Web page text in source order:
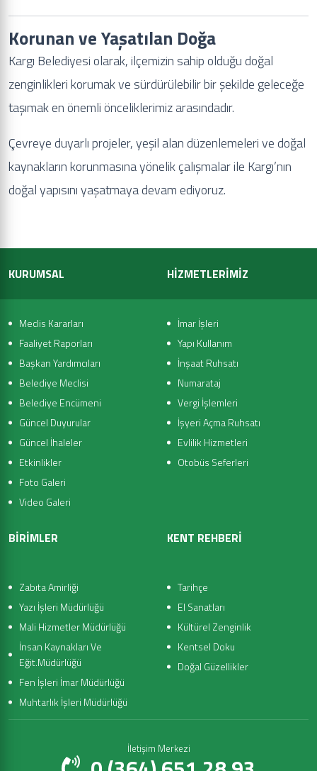
Korunan ve Yaşatılan Doğa
Kargı Belediyesi olarak, ilçemizin sahip olduğu doğal
zenginlikleri korumak ve sürdürülebilir bir şekilde geleceğe
taşımak en önemli önceliklerimiz arasındadır.
Çevreye duyarlı projeler, yeşil alan düzenlemeleri ve doğal
kaynakların korunmasına yönelik çalışmalar ile Kargı’nın
doğal yapısını yaşatmaya devam ediyoruz.
KURUMSAL
Meclis Kararları
Faaliyet Raporları
Başkan Yardımcıları
Belediye Meclisi
Belediye Encümeni
Güncel Duyurular
Güncel İhaleler
Etkinlikler
Foto Galeri
Video Galeri
HİZMETLERİMİZ
İmar İşleri
Yapı Kullanım
İnşaat Ruhsatı
Numarataj
Vergi İşlemleri
İşyeri Açma Ruhsatı
Evlilik Hizmetleri
Otobüs Seferleri
BİRİMLER
Zabıta Amirliği
Yazı İşleri Müdürlüğü
Mali Hizmetler Müdürlüğü
İnsan Kaynakları Ve
Eğit.Müdürlüğü
Fen İşleri İmar Müdürlüğü
Muhtarlık İşleri Müdürlüğü
KENT REHBERİ
Tarihçe
El Sanatları
Kültürel Zenginlik
Kentsel Doku
Doğal Güzellikler
İletişim Merkezi